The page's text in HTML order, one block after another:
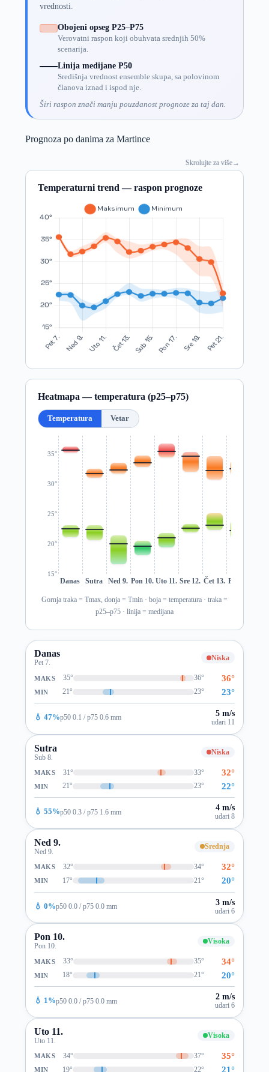
vrednosti.
Obojeni opseg P25–P75
Verovatni raspon koji obuhvata srednjih 50%
scenarija.
Linija medijane P50
Središnja vrednost ensemble skupa, sa polovinom
članova iznad i ispod nje.
Širi raspon znači manju pouzdanost prognoze za taj dan.
Prognoza po danima za Martince
Skrolujte za više→
Temperaturni trend — raspon prognoze
Heatmapa — temperatura (p25–p75)
Temperatura Vetar
15°
20°
25°
30°
35°
Danas Sutra Ned 9. Pon 10. Uto 11. Sre 12. Čet 13. Pet 14.
Gornja traka = Tmax, donja = Tmin · boja = temperatura · traka =
p25–p75 · linija = medijana
Danas
Pet 7.
Niska
MAKS 35° 36° 36°
MIN 21° 23° 23°
💧 47%p50 0.1 / p75 0.6 mm 5 m/s
udari 11
Sutra
Sub 8.
Niska
MAKS 31° 33° 32°
MIN 21° 23° 22°
💧 55%p50 0.3 / p75 1.6 mm 4 m/s
udari 8
Ned 9.
Ned 9.
Srednja
MAKS 32° 34° 32°
MIN 17° 21° 20°
💧 0%p50 0.0 / p75 0.0 mm 3 m/s
udari 6
Pon 10.
Pon 10.
Visoka
MAKS 33° 35° 34°
MIN 18° 21° 20°
💧 1%p50 0.0 / p75 0.0 mm 2 m/s
udari 6
Uto 11.
Uto 11.
Visoka
MAKS 34° 37° 35°
MIN 19° 22° 21°